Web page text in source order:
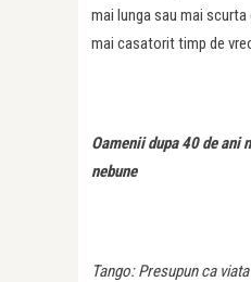
mai lunga sau mai scurta
mai casatorit timp de
Oamenii dupa 40 de ani
nebune
Tango: Presupun ca